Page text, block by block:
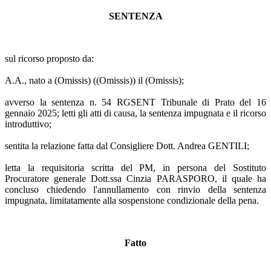
SENTENZA
sul ricorso proposto da:
A.A., nato a (Omissis) ((Omissis)) il (Omissis);
avverso la sentenza n. 54 RGSENT Tribunale di Prato del 16
gennaio 2025; letti gli atti di causa, la sentenza impugnata e il ricorso
introduttivo;
sentita la relazione fatta dal Consigliere Dott. Andrea GENTILI;
letta la requisitoria scritta del PM, in persona del Sostituto
Procuratore generale Dott.ssa Cinzia PARASPORO, il quale ha
concluso chiedendo l'annullamento con rinvio della sentenza
impugnata, limitatamente alla sospensione condizionale della pena.
Fatto